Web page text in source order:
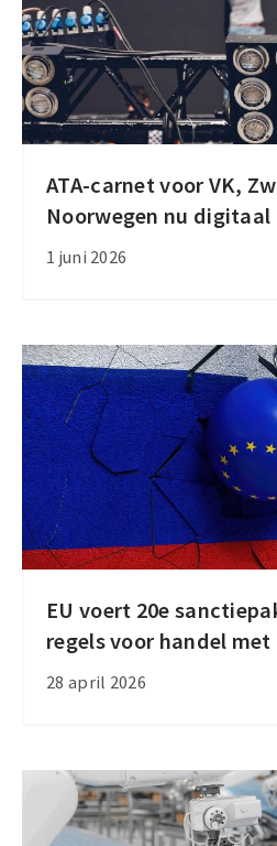
ATA-carnet voor VK,
Noorwegen nu
1 juni 2026
ATA-
carnet
voor
en
Noorwegen
nu
digitaal
beschikbaar
EU voert 20e
regels voor handel met
28 april 2026
EU
voert
20e
strengere
regels
voor